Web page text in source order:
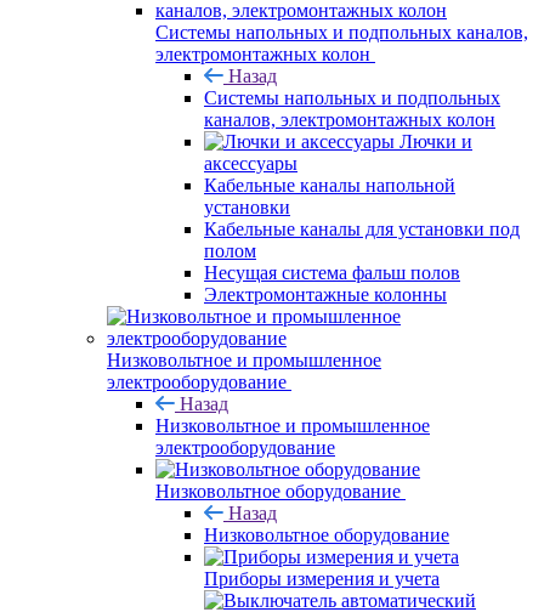
Системы напольных и подпольных каналов,
электромонтажных колон
Назад
Системы напольных и подпольных
каналов, электромонтажных колон
Лючки и
аксессуары
Кабельные каналы напольной
установки
Кабельные каналы для установки под
полом
Несущая система фальш полов
Электромонтажные колонны
Низковольтное и промышленное
электрооборудование
Назад
Низковольтное и промышленное
электрооборудование
Низковольтное оборудование
Назад
Низковольтное оборудование
Приборы измерения и учета